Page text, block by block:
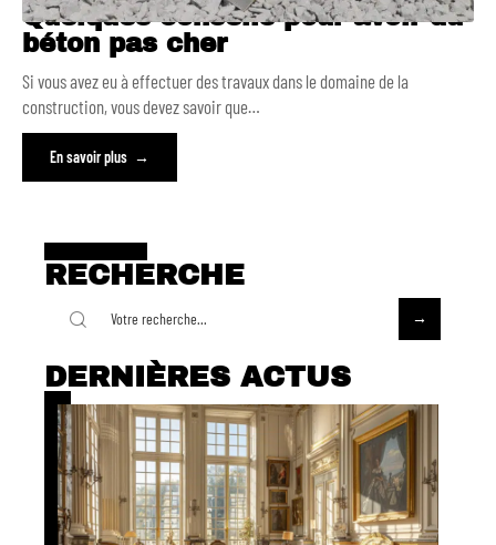
Quelques conseils pour avoir du
béton pas cher
Si vous avez eu à effectuer des travaux dans le domaine de la
construction, vous devez savoir que…
En savoir plus
RECHERCHE
DERNIÈRES ACTUS